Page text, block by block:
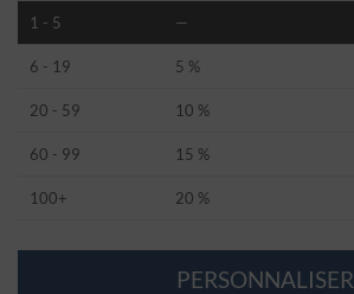
1 - 5 —
6 - 19 5 %
20 - 59 10 %
60 - 99 15 %
100+ 20 %
PERSONNALISER